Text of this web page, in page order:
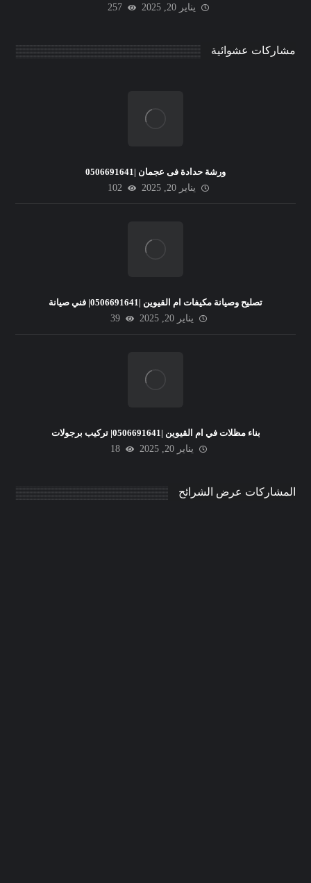
يناير 20, 2025 257
مشاركات عشوائية
ورشة حدادة فى عجمان |0506691641
يناير 20, 2025
102
تصليح وصيانة مكيفات ام القيوين |0506691641| فني صيانة
يناير 20, 2025
39
بناء مظلات في ام القيوين |0506691641| تركيب برجولات
يناير 20, 2025
18
المشاركات عرض الشرائح